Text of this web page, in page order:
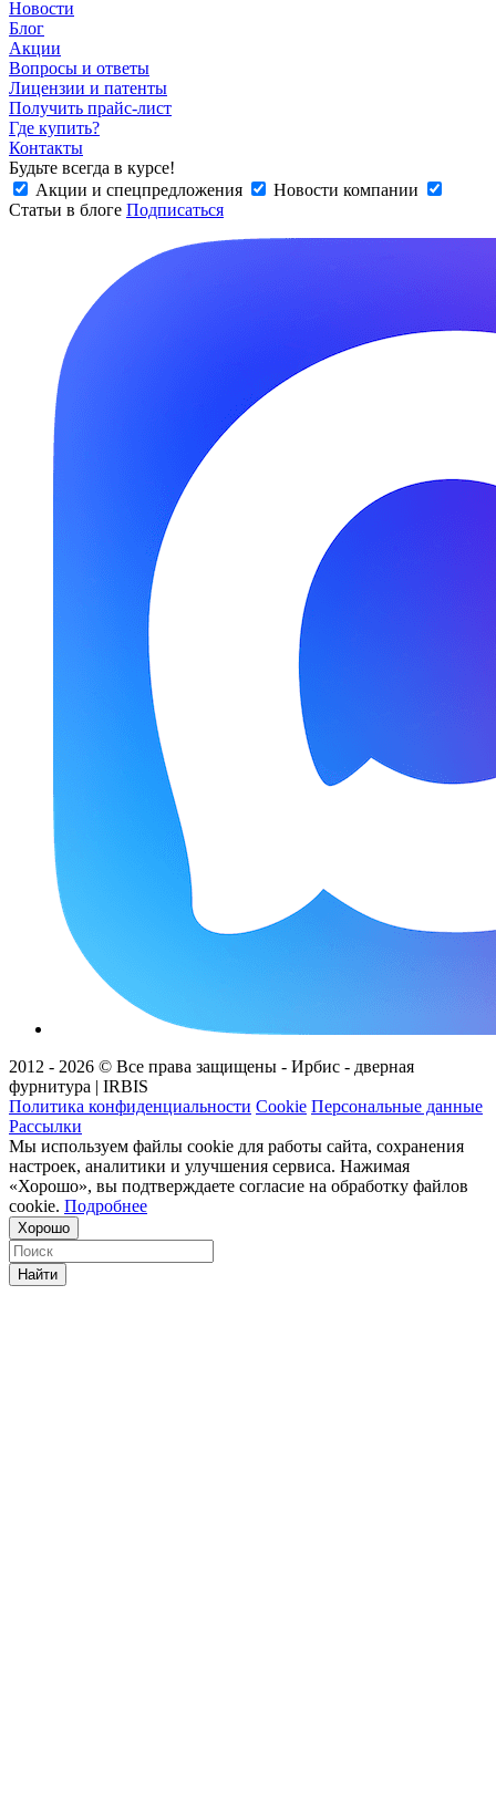
Новости
Блог
Акции
Вопросы и ответы
Лицензии и патенты
Получить прайс-лист
Где купить?
Контакты
Будьте всегда в курсе!
Акции и спецпредложения
Новости компании
Статьи в блоге Подписаться
2012 - 2026 © Все права защищены - Ирбис - дверная
фурнитура | IRBIS
Политика конфиденциальности Cookie Персональные данные
Рассылки
Мы используем файлы cookie для работы сайта, сохранения
настроек, аналитики и улучшения сервиса. Нажимая
«Хорошо», вы подтверждаете согласие на обработку файлов
cookie. Подробнее
Хорошо
Найти